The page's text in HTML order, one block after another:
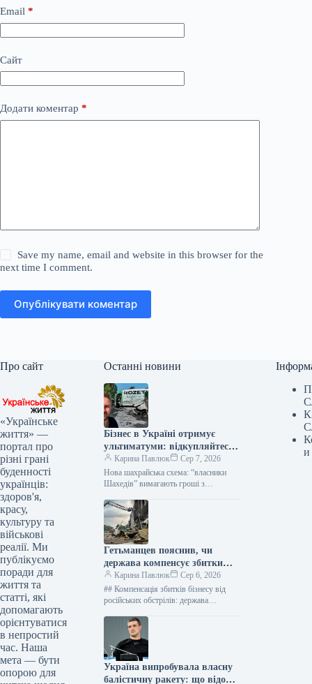
Email *
Сайт
Додати коментар *
Save my name, email and website in this browser for the
next time I comment.
Опублікувати коментар
Про сайт
«Українське
життя» —
портал про
різні грані
буденності
українців:
здоров'я,
красу,
культуру та
військові
реалії. Ми
публікуємо
поради для
життя та
статті, які
допомагають
орієнтуватися
в непростий
час. Наша
мета — бути
опорою для
Останні новини
Бізнес в Україні отримує
ультиматуми: відкупляйтеся
від атак або втратите все
Карина Павлюк
Сер 7, 2026
Нова шахрайська схема: “власники
Шахедів” вимагають гроші з
підприємці стали об’єктами нової
схеми вимагання. Анонімні звернення,
що…
Гетьманцев пояснив, чи
держава компенсує збитки
бізнесам від ударів РФ
Карина Павлюк
Сер 6, 2026
## Компенсація збитків бізнесу від
російських обстрілів: держава
не має фінансових ресурсів для
прямого відшкодування…
Україна випробувала власну
балістичну ракету: що відомо
и